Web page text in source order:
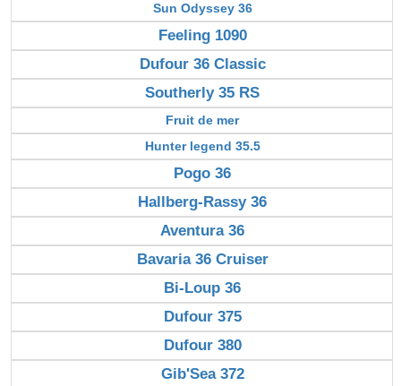
Sun Odyssey 36
Feeling 1090
Dufour 36 Classic
Southerly 35 RS
Fruit de mer
Hunter legend 35.5
Pogo 36
Hallberg-Rassy 36
Aventura 36
Bavaria 36 Cruiser
Bi-Loup 36
Dufour 375
Dufour 380
Gib'Sea 372